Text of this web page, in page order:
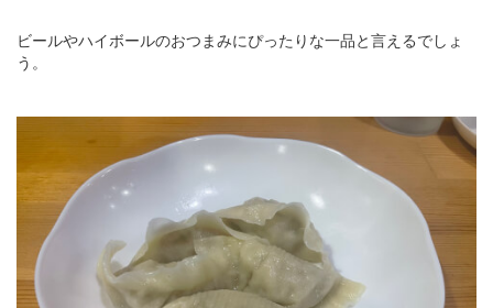
ビールやハイボールのおつまみにぴったりな一品と言えるでしょ
う。